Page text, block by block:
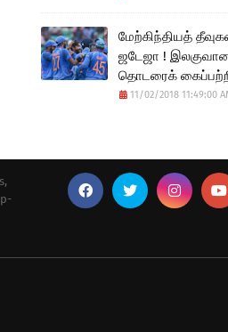
மேற்கிந்தியத்
ஜடேஜா !
தொடரைக்
11/02/2018 11:49:00